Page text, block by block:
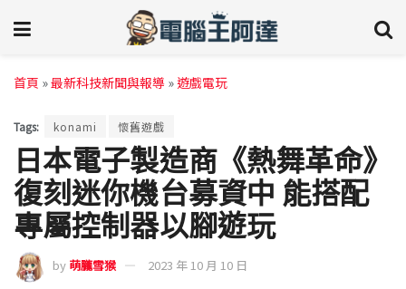
首頁 »最新科技新聞與報導 »遊戲電玩
Tags: konami 懷舊遊戲
日本電子製造商《熱舞革命》
復刻迷你機台募資中 能搭配
專屬控制器以腳遊玩
by 萌朧雪猴 2023 年 10 月 10 日